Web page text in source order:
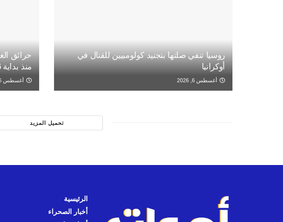
روسيا تنفي صلتها بتجنيد كولومبيين للقتال في
أوكرانيا
أغسطس 6, 2026
منذ بداية 2026
أغسطس 6, 2026
تحميل المزيد
الرئيسية
أخبار الصحراء